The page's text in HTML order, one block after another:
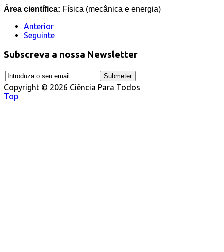
Área científica: Física (mecânica e energia)
Anterior
Seguinte
Subscreva a nossa Newsletter
Copyright © 2026 Ciência Para Todos
Top